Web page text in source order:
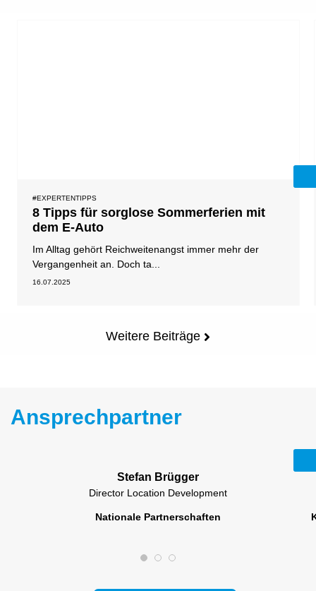
#EXPERTENTIPPS
8 Tipps für sorglose Sommerferien mit
dem E-Auto
Im Alltag gehört Reichweitenangst immer mehr der
Vergangenheit an. Doch ta...
16.07.2025
Weitere Beiträge
Ansprechpartner
Stefan Brügger
Director Location Development
Nationale Partnerschaften